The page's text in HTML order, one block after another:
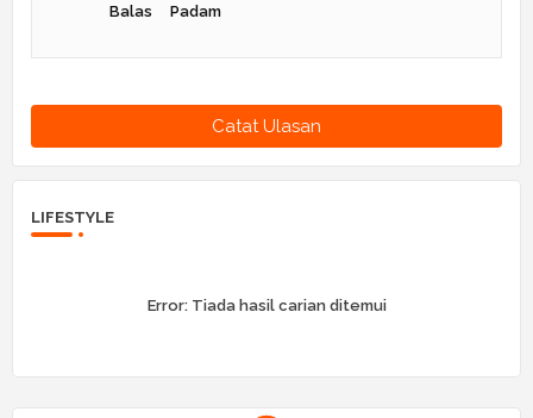
Balas Padam
Catat Ulasan
LIFESTYLE
Error:Tiada hasil carian ditemui